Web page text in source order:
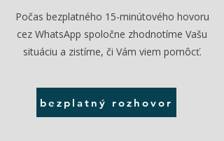
Počas bezplatného 15-minútového hovoru
cez WhatsApp spoločne zhodnotíme Vašu
situáciu a zistíme, či Vám viem pomôcť.
bezplatný rozhovor